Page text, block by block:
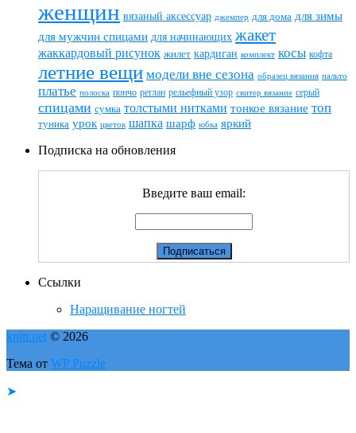
женщин вязаный аксессуар джемпер для дома для зимы
для мужчин спицами для начинающих жакет
жаккардовый рисунок жилет кардиган комплект косы кофта
летние вещи модели вне сезона образец вязания пальто
платье полоска пончо реглан рельефный узор свитер вязание серый
спицами сумка толстыми нитками тонкое вязание топ
туника урок цветок шапка шарф юбка яркий
Подписка на обновления
Введите ваш email:
Ссылки
Наращивание ногтей
knitt.net © 2026
Тема от WP Puzzle
➤